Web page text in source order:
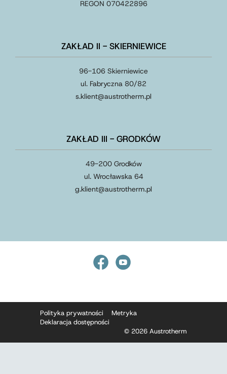
REGON 070422896
ZAKŁAD II - SKIERNIEWICE
96-106 Skierniewice
ul. Fabryczna 80/82
s.klient@austrotherm.pl
ZAKŁAD III - GRODKÓW
49-200 Grodków
ul. Wrocławska 64
g.klient@austrotherm.pl
Polityka prywatności
Metryka
Deklaracja dostępności
© 2026 Austrotherm